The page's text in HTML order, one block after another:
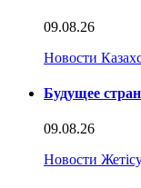
09.08.26
Новости
Будущее
09.08.26
Новости